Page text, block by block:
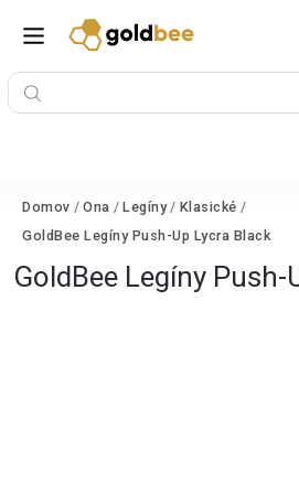
Domov / Ona / Legíny / Klasické /
GoldBee Legíny Push-Up Lycra Black
GoldBee Legíny Push-